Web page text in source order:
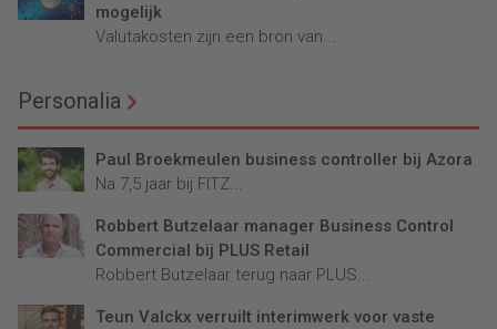
mogelijk
Valutakosten zijn een bron van...
Personalia
Paul Broekmeulen business controller bij Azora
Na 7,5 jaar bij FITZ...
Robbert Butzelaar manager Business Control
Commercial bij PLUS Retail
Robbert Butzelaar terug naar PLUS...
Teun Valckx verruilt interimwerk voor vaste